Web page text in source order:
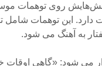
روی توهمات
دارد. این توهمات شامل
به آهنگ می شود.